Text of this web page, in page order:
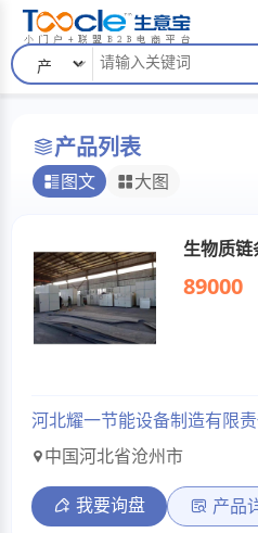
产品列表
图文 大图
生物质
89000
河北耀一节能设备制造有限
中国河北省沧州市
我要询盘 产品